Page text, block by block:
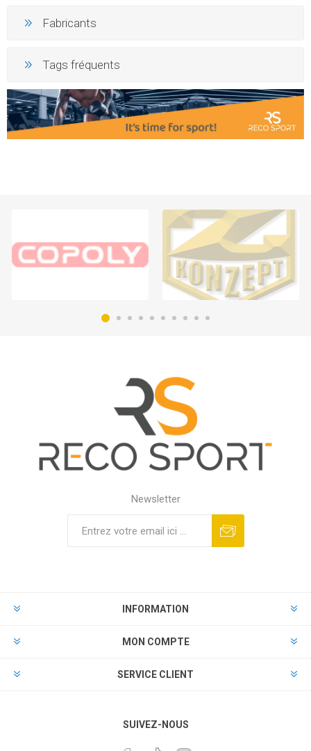
Fabricants
Tags fréquents
Newsletter
INFORMATION
MON COMPTE
SERVICE CLIENT
SUIVEZ-NOUS